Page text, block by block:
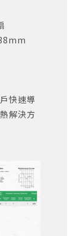
快速導
解決方